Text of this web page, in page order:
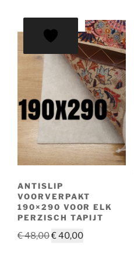
AANBIEDING!
ANTISLIP
VOORVERPAKT
190×290 VOOR ELK
PERZISCH TAPIJT
€48,00Oorspronkelijke
€40,00Huidige